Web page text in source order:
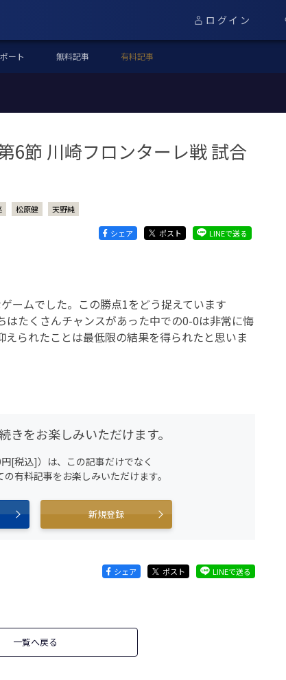
ログイン
ート 無料記事 有料記事
6節 川崎フロンターレ戦 試合
松原健 天野純
シェア ポスト LINEで送る
ームでした。この勝点1をどう捉えています
はたくさんチャンスがあった中での0-0は非常に悔
られたことは最低限の結果を得られたと思いま
きをお楽しみいただけます。
[税込]）は、この記事だけでなく
有料記事をお楽しみいただけます。
新規登録
シェア ポスト LINEで送る
一覧へ戻る